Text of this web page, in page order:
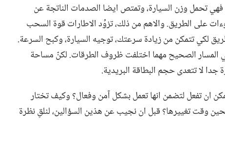
فهي تحمل وزن السيارة،‏ وتمتص ايضا الصدمات الناتجة عن
على الطريق.‏ والاهم من ذلك،‏ تزوِّد الاطارات قوة السحب
لكي تتمكن من زيادة سرعتك،‏ توجيه السيارة،‏ وكبح السرعة.‏
في المسار الصحيح مهما اختلفت ظروف الطرقات.‏ لكنّ مساحة
لا تتعدى حجم البطاقة البريدية.‏
ان تفعل لتضمن انها تعمل بشكل آمن وفعال؟‏ وكيف تختار
وقت تغييرها؟‏ قبل ان نجيب عن هذين السؤالين،‏ لنلقِ نظرة